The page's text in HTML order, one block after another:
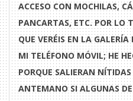
ACCESO CON MOCHILAS,
PANCARTAS, ETC. POR LO
QUE VERÉIS EN LA
MI TELÉFONO MÓVIL; HE
PORQUE SALIERAN
ANTEMANO SI ALGUNAS